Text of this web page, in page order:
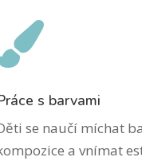
s barvami
se naučí míchat
a vnímat